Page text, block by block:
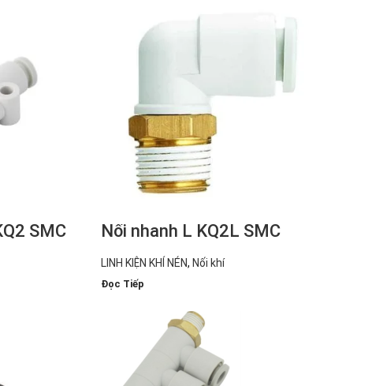
SMC Nối nhanh L KQ2L SMC
LINH KIỆN KHÍ NÉN, Nối khí
Đọc Tiếp